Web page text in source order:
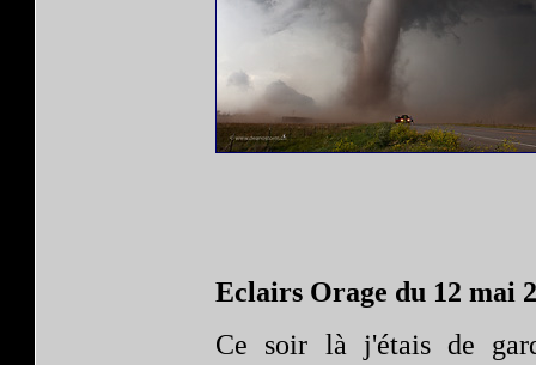
Eclairs Orage du 12 mai
Ce soir là j'étais de